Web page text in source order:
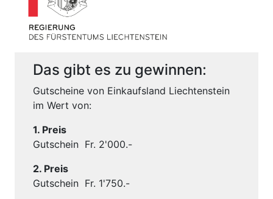
Das gibt es zu gewinnen:
Gutscheine von Einkaufsland Liechtenstein
im Wert von:
1. Preis
Gutschein Fr. 2'000.-
2. Preis
Gutschein Fr. 1'750.-